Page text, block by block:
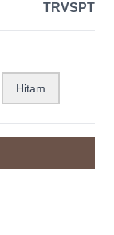
TRVSPT
Hitam